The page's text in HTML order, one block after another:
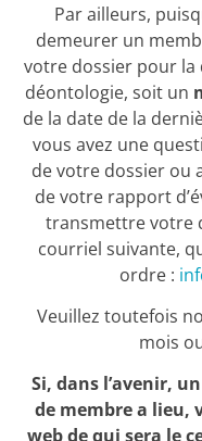
Par ailleurs,
demeurer un
votre dossier pour la
déontologie, soit un
de la date de la
vous avez une
de votre dossier ou
de votre rapport
transmettre votre
courriel suivante,
ordre :
Veuillez toutefois
mois
Si, dans l’avenir,
de membre a lieu,
web de qui sera le